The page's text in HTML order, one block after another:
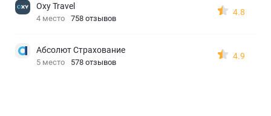
Oxy Travel
4 место 758 отзывов
4.8
Абсолют Страхование
5 место 578 отзывов
4.9